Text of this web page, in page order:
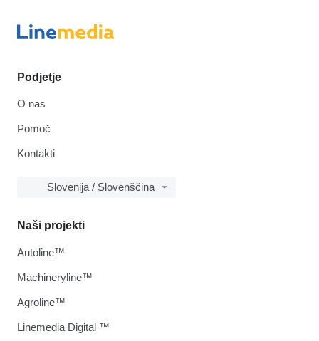
Podjetje
O nas
Pomoč
Kontakti
Slovenija / Slovenščina
Naši projekti
Autoline™
Machineryline™
Agroline™
Linemedia Digital ™